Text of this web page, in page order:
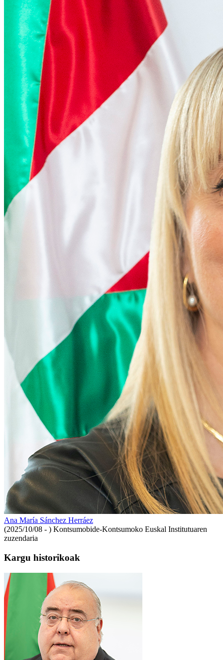
Ana María Sánchez Herráez
(2025/10/08 - ) Kontsumobide-Kontsumoko Euskal Institutuaren
zuzendaria
Kargu historikoak